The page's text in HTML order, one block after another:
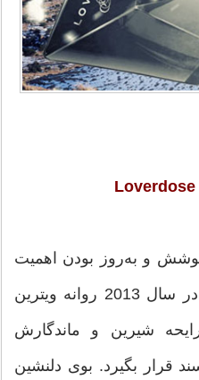
و به‌روز بودن اهمیت
می‌دهند، هدیه خوشبویی را در سال 2013 روانه ویترین
شیرین و ماندگارش
قرار بگیرد. بوی دلنشین